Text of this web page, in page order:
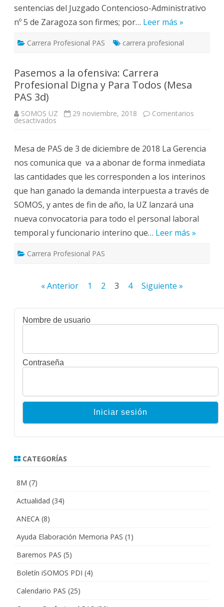
sentencias del Juzgado Contencioso-Administrativo
nº 5 de Zaragoza son firmes; por… Leer más »
Carrera Profesional PAS carrera profesional
Pasemos a la ofensiva: Carrera
Profesional Digna y Para Todos (Mesa
PAS 3d)
SOMOS UZ 29 noviembre, 2018 Comentarios
desactivados
ofensiva:
Carrera
Profesional
Digna
y
Para
Todos
(Mesa
PAS
3d)
Mesa de PAS de 3 de diciembre de 2018 La Gerencia
nos comunica que va a abonar de forma inmediata
las cantidades que les corresponden a los interinos
que han ganado la demanda interpuesta a través de
SOMOS, y antes de fin de año, la UZ lanzará una
nueva convocatoria para todo el personal laboral
temporal y funcionario interino que… Leer más »
Carrera Profesional PAS
Paginación
entradas
« Anterior 1 2 3 4 Siguiente »
Nombre de usuario
Contraseña
CATEGORÍAS
8M (7)
Actualidad (34)
ANECA (8)
Ayuda Elaboración Memoria PAS (1)
Baremos PAS (5)
Boletín iSOMOS PDI (4)
Calendario PAS (25)